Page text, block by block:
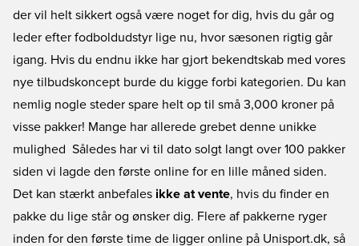
der vil helt sikkert også være noget for dig, hvis du går og
leder efter fodboldudstyr lige nu, hvor sæsonen rigtig går
igang. Hvis du endnu ikke har gjort bekendtskab med vores
nye tilbudskoncept burde du kigge forbi kategorien. Du kan
nemlig nogle steder spare helt op til små 3,000 kroner på
visse pakker! Mange har allerede grebet denne unikke
mulighed  Således har vi til dato solgt langt over 100 pakker
siden vi lagde den første online for en lille måned siden.
Det kan stærkt anbefales ikke at vente, hvis du finder en
pakke du lige står og ønsker dig. Flere af pakkerne ryger
inden for den første time de ligger online på Unisport.dk, så